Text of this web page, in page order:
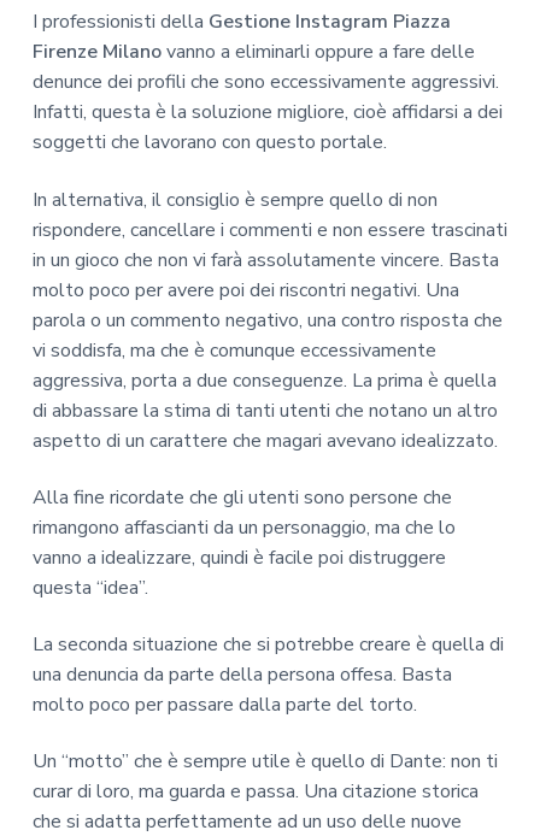
I professionisti della Gestione Instagram Piazza
Firenze Milanovanno a eliminarli oppure a fare delle
denunce dei profili che sono eccessivamente aggressivi.
Infatti, questa è la soluzione migliore, cioè affidarsi a dei
soggetti che lavorano con questo portale.
In alternativa, il consiglio è sempre quello di non
rispondere, cancellare i commenti e non essere trascinati
in un gioco che non vi farà assolutamente vincere. Basta
molto poco per avere poi dei riscontri negativi. Una
parola o un commento negativo, una contro risposta che
vi soddisfa, ma che è comunque eccessivamente
aggressiva, porta a due conseguenze. La prima è quella
di abbassare la stima di tanti utenti che notano un altro
aspetto di un carattere che magari avevano idealizzato.
Alla fine ricordate che gli utenti sono persone che
rimangono affascianti da un personaggio, ma che lo
vanno a idealizzare, quindi è facile poi distruggere
questa “idea”.
La seconda situazione che si potrebbe creare è quella di
una denuncia da parte della persona offesa. Basta
molto poco per passare dalla parte del torto.
Un “motto” che è sempre utile è quello di Dante: non ti
curar di loro, ma guarda e passa. Una citazione storica
che si adatta perfettamente ad un uso delle nuove